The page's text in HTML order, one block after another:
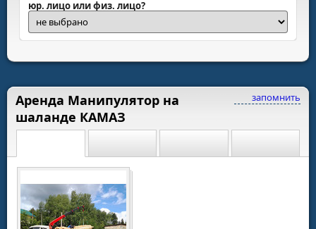
юр. лицо или физ. лицо?
запомнить
Аренда Манипулятор на
шаланде КАМАЗ